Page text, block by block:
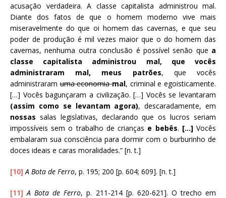
acusação verdadeira. A classe capitalista administrou mal.
Diante dos fatos de que o homem moderno vive mais
miseravelmente do que oi homem das cavernas, e que seu
poder de produção é mil vezes maior que o do homem das
cavernas, nenhuma outra conclusão é possível senão que a
classe capitalista administrou mal, que vocês
administraram mal, meus patrões, que vocês
administraramuma economiamal, criminal e egoisticamente.
[…] Vocês bagunçaram a civilização. […] Vocês se levantaram
(assim como se levantam agora), descaradamente, em
nossas salas legislativas, declarando que os lucros seriam
impossíveis sem o trabalho de crianças e bebês. […]Vocês
embalaram sua consciência para dormir com o burburinho de
doces ideais e caras moralidades.” [n. t.]
[10] A Bota de Ferro, p. 195; 200 [p. 604; 609]. [n. t.]
[11] A Bota de Ferro, p. 211-214 [p. 620-621]. O trecho em